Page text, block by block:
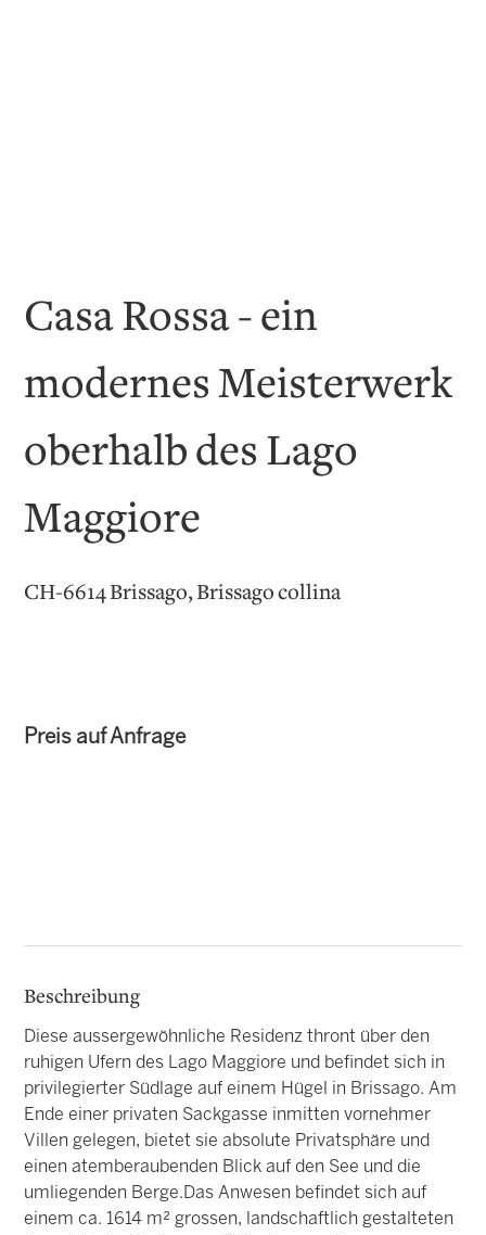
Casa Rossa - ein
modernes Meisterwerk
oberhalb des Lago
Maggiore
CH-6614 Brissago, Brissago collina
Preis auf Anfrage
Beschreibung
Diese aussergewöhnliche Residenz thront über den
ruhigen Ufern des Lago Maggiore und befindet sich in
privilegierter Südlage auf einem Hügel in Brissago. Am
Ende einer privaten Sackgasse inmitten vornehmer
Villen gelegen, bietet sie absolute Privatsphäre und
einen atemberaubenden Blick auf den See und die
umliegenden Berge.Das Anwesen befindet sich auf
einem ca. 1614 m² grossen, landschaftlich gestalteten